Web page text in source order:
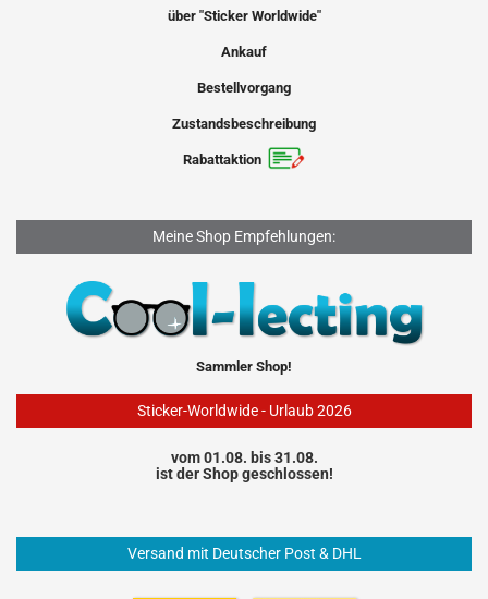
über "Sticker Worldwide"
Ankauf
Bestellvorgang
Zustandsbeschreibung
Rabattaktion
Meine Shop Empfehlungen:
Sammler Shop!
Sticker-Worldwide - Urlaub 2026
vom 01.08. bis 31.08.
ist der Shop geschlossen!
Versand mit Deutscher Post & DHL